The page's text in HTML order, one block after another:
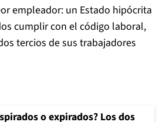
empleador: un Estado hipócrita
cumplir con el código laboral,
tercios de sus trabajadores
o expirados? Los dos